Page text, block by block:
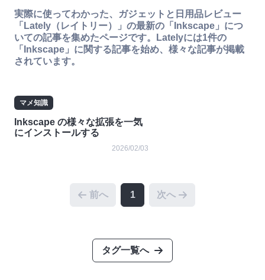
実際に使ってわかった、ガジェットと日用品レビュー
「Lately（レイトリー）」の最新の「Inkscape」につ
いての記事を集めたページです。Latelyには1件の
「Inkscape」に関する記事を始め、様々な記事が掲載
されています。
マメ知識
Inkscape の様々な拡張を一気
にインストールする
2026/02/03
前へ 1 次へ
タグ一覧へ